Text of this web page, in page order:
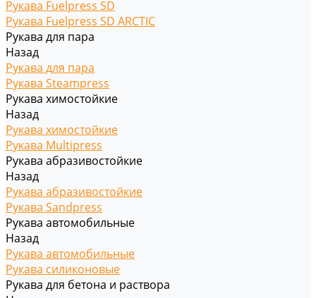
Рукава Fuelpress SD
Рукава Fuelpress SD ARCTIC
Рукава для пара
Назад
Рукава для пара
Рукава Steampress
Рукава химостойкие
Назад
Рукава химостойкие
Рукава Multipress
Рукава абразивостойкие
Назад
Рукава абразивостойкие
Рукава Sandpress
Рукава автомобильные
Назад
Рукава автомобильные
Рукава силиконовые
Рукава для бетона и раствора